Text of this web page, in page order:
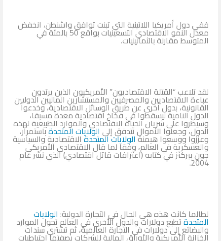
ففي دول أمريكيا اللاتينية التي تبنت توافق واشنطن، انخفض
معدل النمو الاقتصادي التسعينيات بواقع 50 بالمئة في
المتوسط مقارنة بالثمانينيات.
لقد تلاعب “القتلة الاقتصاديون” الأمريكيون الذين يرتدون
عباءة الاقتصاديين والمصرفيين والمستشارين الماليين الدوليين
القانونية، بدول أخرى عن طريق الوسائل الاقتصادية، وخدعوا
الدول النامية ليسقطوا في فخاخ اقتصادية معدة مسبقا،
وسيطروا على شريان الحياة الاقتصادي والموارد الطبيعية لهذه
الدول، وجعلوا الأموال تتدفق إلىالولايات المتحدةباستمرار،
وعززوا ووسعوا هيمنةالولايات المتحدةالاقتصادية والسياسية
والعسكرية في العالم، وفقا لما قال الاقتصادي الأمريكي
جون بيركنز في كتابه (اعترافات قاتل اقتصادي) الذي نشر عام
2004.
لطالما كانت هذه هي الحال في التجارة الدولية: الولايات
المتحدةتطبع دولارات والدول الأخرى في العالم تحول الموارد
والبضائع إلى دولارات في التجارة العالمية، ثم تشتري سندات
الخزانة الأمريكية والأوراق المالية للشركات بصفتها احتياطيات